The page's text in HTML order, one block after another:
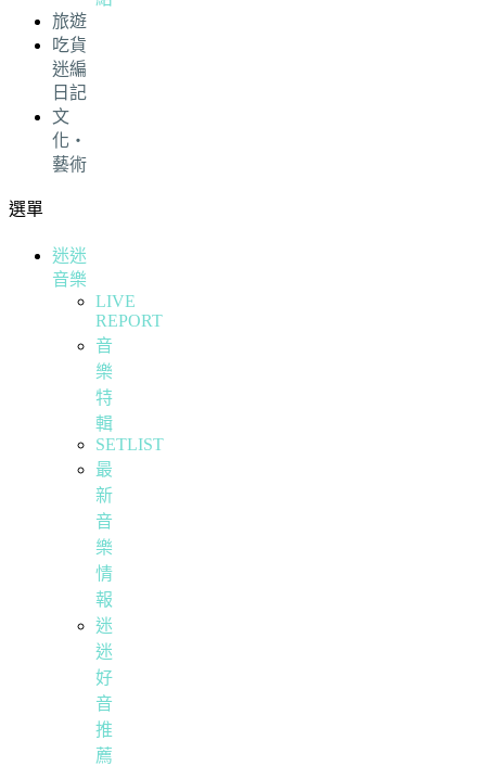
旅遊
吃貨
迷編
日記
文
化・
藝術
選單
迷迷
音樂
LIVE
REPORT
音
樂
特
輯
SETLIST
最
新
音
樂
情
報
迷
迷
好
音
推
薦